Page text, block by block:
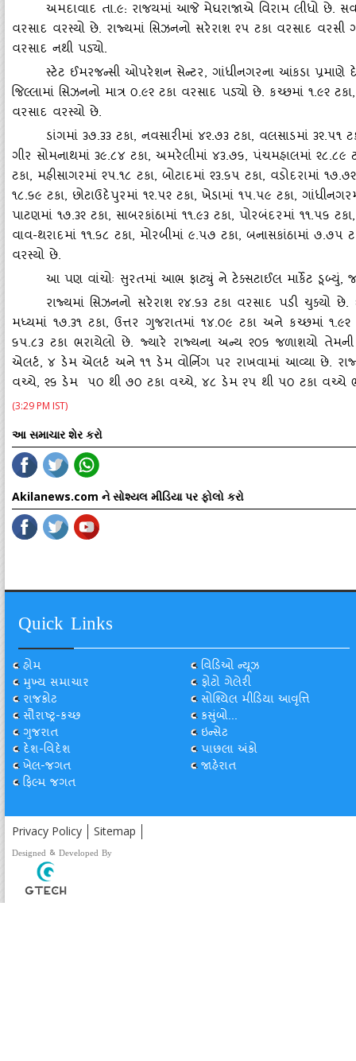
અમદાવાદ તા.૯: રાજયમાં આજે મેઘરાજાએ વિરામ લીધો છે.
વરસાદ વરસ્‍યો છે. રાજ્‍યમાં સિઝનનો સરેરાશ ૨૫ ટકા વરસાદ
વરસાદ નથી પડ્‍યો.
સ્‍ટેટ ઈમરજન્‍સી ઓપરેશન સેન્‍ટર, ગાંધીનગરના આંકડા પ્રમાણે
જિલ્‍લામાં સિઝનનો માત્ર ૦.૯૨ ટકા વરસાદ પડ્‍યો છે. કચ્‍છમાં ૧.૯૨
વરસાદ વરસ્‍યો છે.
ડાંગમાં ૩૭.૩૩ ટકા, નવસારીમાં ૪૨.૭૩ ટકા, વલસાડમાં ૩૨.૫૧
ગીર સોમનાથમાં ૩૯.૮૪ ટકા, અમરેલીમાં ૪૩.૭૬, પંચમહાલમાં ૨૮.૮૯
ટકા, મહીસાગરમાં ૨૫.૧૮ ટકા, બોટાદમાં ૨૩.૬૫ ટકા, વડોદરામાં
૧૮.૬૯ ટકા, છોટાઉદેપુરમાં ૧૨.૫૨ ટકા, ખેડામાં ૧૫.૫૯ ટકા,
પાટણમાં ૧૭.૩૨ ટકા, સાબરકાંઠામાં ૧૧.૯૩ ટકા, પોરબંદરમાં ૧૧.૫૬
વાવ-થરાદમાં ૧૧.૬૮ ટકા, મોરબીમાં ૯.૫૭ ટકા, બનાસકાંઠામાં ૭.૭૫
વરસ્‍યો છે.
આ પણ વાંચોઃ સુરતમાં આભ ફાટ્‍યું ને ટેક્‍સટાઈલ માર્કેટ ડૂબ્‍યું,
રાજ્‍યમાં સિઝનનો સરેરાશ ૨૪.૬૩ ટકા વરસાદ પડી ચુક્‍યો
મધ્‍યમાં ૧૭.૩૧ ટકા, ઉત્તર ગુજરાતમાં ૧૪.૦૯ ટકા અને કચ્‍છમાં
૬૫.૮૩ ટકા ભરાયેલો છે. જ્‍યારે રાજ્‍યના અન્‍ય ૨૦૬ જળાશયો
એલર્ટ, ૪ ડેમ એલર્ટ અને ૧૧ ડેમ વોર્નિગ પર રાખવામાં આવ્‍યા છે.
વચ્‍ચે, ૨૬ ડેમ ૫૦ થી ૭૦ ટકા વચ્‍ચે, ૪૮ ડેમ ૨૫ થી ૫૦ ટકા વચ્‍ચે
(3:29 PM IST)
આ સમાચાર શેર કરો
Akilanews.com ને સોશ્યલ મીડિયા પર ફોલો કરો
Quick Links
હોમ
મુખ્ય સમાચાર
રાજકોટ
સૌરાષ્ટ્ર-કચ્છ
ગુજરાત
દેશ-વિદેશ
ખેલ-જગત
ફિલ્મ જગત
વિડિઓ ન્યૂઝ
ફોટો ગેલેરી
સોશ્યિલ મીડિયા આવૃત્તિ
કસુંબો...
ઇન્સેટ
પાછલા અંકો
જાહેરાત
Privacy Policy Sitemap
Designed & Developed By